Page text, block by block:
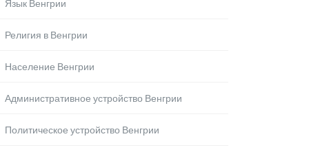
Язык Венгрии
Религия в Венгрии
Население Венгрии
Административное устройство Венгрии
Политическое устройство Венгрии